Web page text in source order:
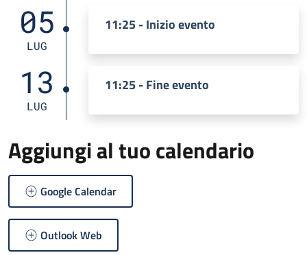
05
LUG
11:25 - Inizio evento
13
LUG
11:25 - Fine evento
Aggiungi al tuo calendario
Google Calendar
Outlook Web